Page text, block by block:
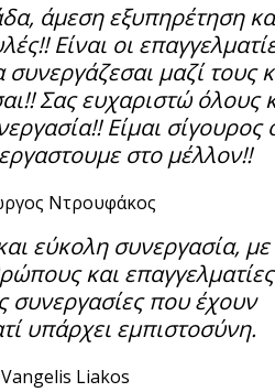
άμεση εξυπηρέτηση
Είναι οι
μαζί τους
Σας ευχαριστώ όλους
Είμαι σίγουρος
στο μέλλον!!
Ντρουφάκος
εύκολη συνεργασία, με
και
συνεργασίες που έχουν
υπάρχει εμπιστοσύνη.
Vangelis Liakos